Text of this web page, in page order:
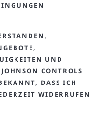
UND
CONTROLS
DASS ICH
WIDERRUFEN